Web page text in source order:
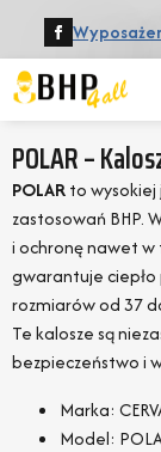
POLAR –
POLARto wysokiej
zastosowań BHP.
i ochronę nawet
gwarantuje ciepło
rozmiarów od 37
Te kalosze są
bezpieczeństwo i
Marka:
Model: